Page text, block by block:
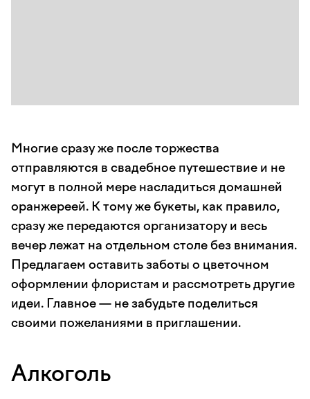
Многие сразу же после торжества
отправляются в свадебное путешествие и не
могут в полной мере насладиться домашней
оранжереей. К тому же букеты, как правило,
сразу же передаются организатору и весь
вечер лежат на отдельном столе без внимания.
Предлагаем оставить заботы о цветочном
оформлении флористам и рассмотреть другие
идеи. Главное — не забудьте поделиться
своими пожеланиями в приглашении.
Алкоголь